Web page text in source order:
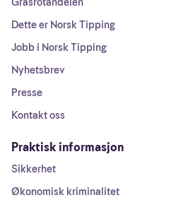
Dette er Norsk Tipping
Jobb i Norsk Tipping
Nyhetsbrev
Presse
Kontakt oss
Praktisk informasjon
Sikkerhet
Økonomisk kriminalitet